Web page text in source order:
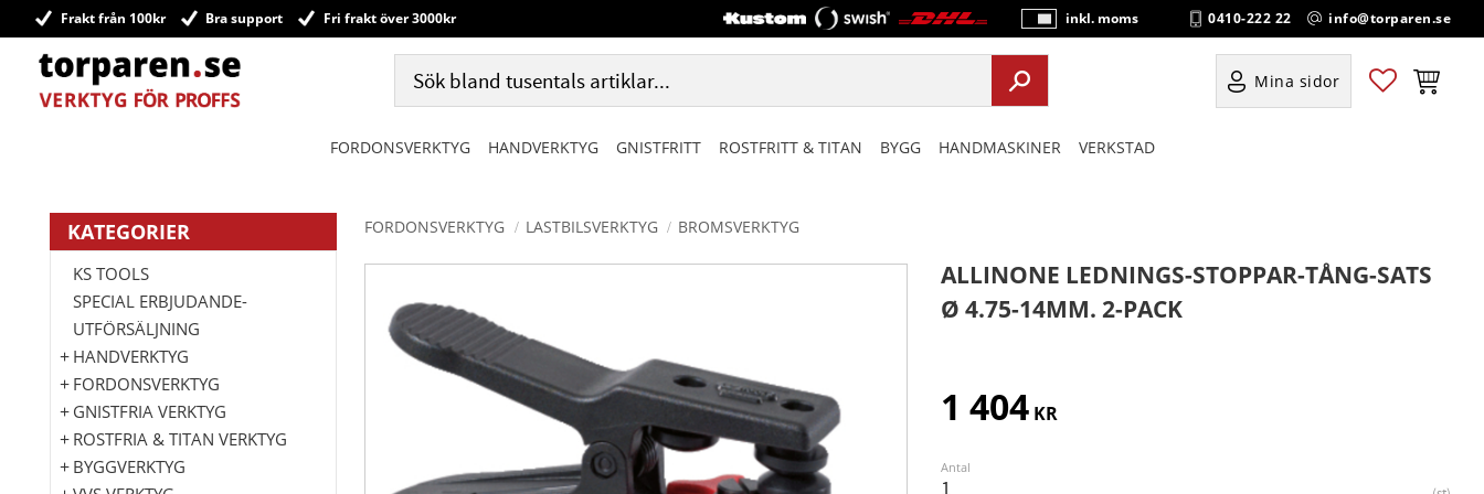
Frakt från 100kr Bra support Fri frakt över 3000kr
P
ri
s
e
vi
inkl. moms 0410-222 22 info@torparen.se
Mina sidor Favoriter
FORDONSVERKTYG HANDVERKTYG GNISTFRITT ROSTFRITT & TITAN BYGG HANDMASKINER VERKSTAD
FORDONSVERKTYG LASTBILSVERKTYG BROMSVERKTYG
ALLINONE LEDNINGS-STOPPAR-TÅNG-SATS
Ø 4.75-14MM. 2-PACK
1 404KR
Antal
KATEGORIER
KS TOOLS
SPECIAL ERBJUDANDE-
UTFÖRSÄLJNING
HANDVERKTYG
FORDONSVERKTYG
GNISTFRIA VERKTYG
ROSTFRIA & TITAN VERKTYG
BYGGVERKTYG